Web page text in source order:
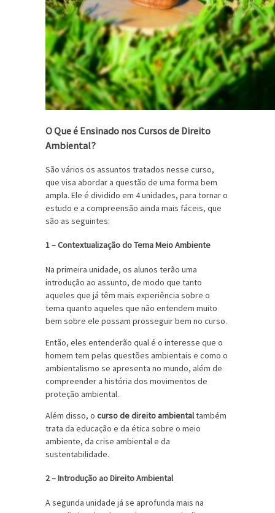
O Que é Ensinado nos Cursos de Direito
Ambiental?
São vários os assuntos tratados nesse curso,
que visa abordar a questão de uma forma bem
ampla. Ele é dividido em 4 unidades, para tornar o
estudo e a compreensão ainda mais fáceis, que
são as seguintes:
1 – Contextualização do Tema Meio Ambiente
Na primeira unidade, os alunos terão uma
introdução ao assunto, de modo que tanto
aqueles que já têm mais experiência sobre o
tema quanto aqueles que não entendem muito
bem sobre ele possam prosseguir bem no curso.
Então, eles entenderão qual é o interesse que o
homem tem pelas questões ambientais e como o
ambientalismo se apresenta no mundo, além de
compreender a história dos movimentos de
proteção ambiental.
Além disso, o curso de direito ambientaltambém
trata da educação e da ética sobre o meio
ambiente, da crise ambiental e da
sustentabilidade.
2 – Introdução ao Direito Ambiental
A segunda unidade já se aprofunda mais na